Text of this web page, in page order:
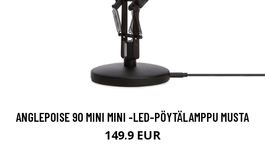
ANGLEPOISE 90 MINI MINI -LED-PÖYTÄLAMPPU MUSTA
149.9 EUR